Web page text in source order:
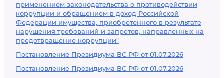
применением законодательства о противодействии
коррупции и обращением в доход Российской
Федерации имущества, приобретенного в результате
нарушения требований и запретов, направленных на
предотвращение коррупции"
Постановление Президиума ВС РФ от 01.07.2026
Постановление Президиума ВС РФ от 01.07.2026